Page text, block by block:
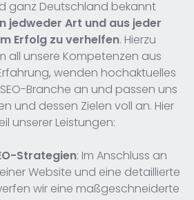
ganz Deutschland bekannt
jedweder Art und aus jeder
Erfolg zu verhelfen. Hierzu
all unsere Kompetenzen aus
wenden hochaktuelles
Branche an und passen uns
und dessen Zielen voll an. Hier
unserer Leistungen:
Strategien: Im Anschluss an
Website und eine detaillierte
wir eine maßgeschneiderte